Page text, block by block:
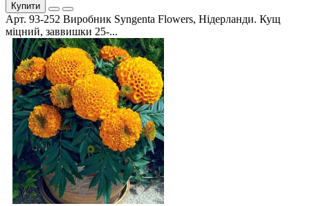
Купити
Арт. 93-252 Виробник Syngenta Flowers, Нідерланди. Кущ
міцний, заввишки 25-...